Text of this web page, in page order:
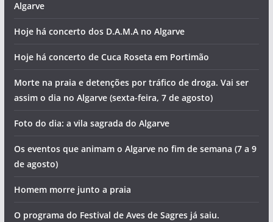
Algarve
Hoje há concerto dos D.A.M.A no Algarve
Hoje há concerto de Cuca Roseta em Portimão
Morte na praia e detenções por tráfico de droga. Vai ser
assim o dia no Algarve (sexta-feira, 7 de agosto)
Foto do dia: a vila sagrada do Algarve
Os eventos que animam o Algarve no fim de semana (7 a 9
de agosto)
Homem morre junto a praia
O programa do Festival de Aves de Sagres já saiu.